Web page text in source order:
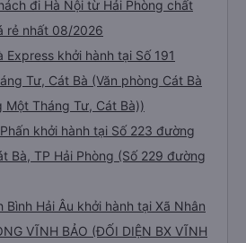
đi Hà Nội từ Hải Phòng chất
rẻ nhất 08/2026
Express khởi hành tại Số 191
Tư, Cát Bà (Văn phòng Cát Bà
Một Tháng Tư, Cát Bà))
khởi hành tại Số 223 đường
Bà, TP Hải Phòng (Số 229 đường
Bình Hải Âu khởi hành tại Xã Nhân
VĨNH BẢO (ĐỐI DIỆN BX VĨNH